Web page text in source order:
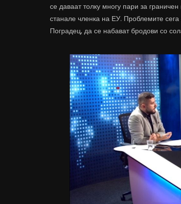
се даваат толку многу пари за
станале членка на ЕУ. Проблемите
Поградец, да се набават бродови со